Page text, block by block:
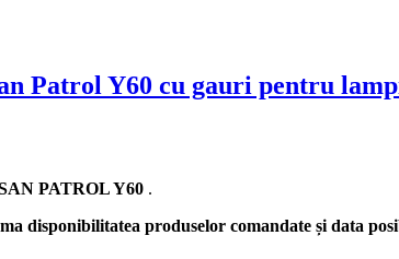
Patrol Y60 cu gauri pentru
PATROL Y60 .
disponibilitatea produselor comandate și data